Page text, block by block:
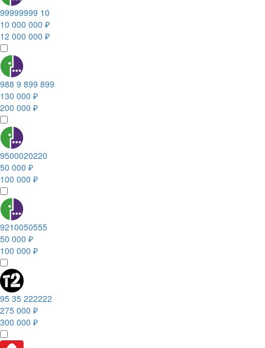
99999999 10
10 000 000 ₽
12 000 000 ₽
988 9 899 899
130 000 ₽
200 000 ₽
9500020220
50 000 ₽
100 000 ₽
9210050555
50 000 ₽
100 000 ₽
95 35 222222
275 000 ₽
300 000 ₽